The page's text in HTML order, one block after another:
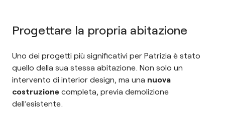
Progettare la propria abitazione
Uno dei progetti più significativi per Patrizia è stato
quello della sua stessa abitazione. Non solo un
intervento di interior design, ma una nuova
costruzione completa, previa demolizione
dell’esistente.